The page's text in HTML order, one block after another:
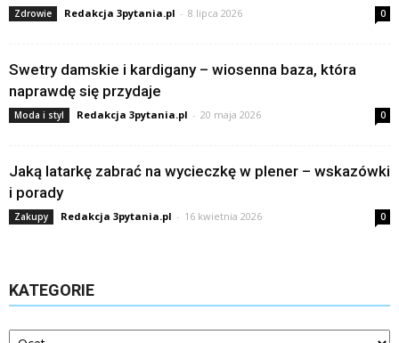
Zdrowie Redakcja 3pytania.pl - 8 lipca 2026 0
Swetry damskie i kardigany – wiosenna baza, która
naprawdę się przydaje
Moda i styl Redakcja 3pytania.pl - 20 maja 2026 0
Jaką latarkę zabrać na wycieczkę w plener – wskazówki
i porady
Zakupy Redakcja 3pytania.pl - 16 kwietnia 2026 0
KATEGORIE
Kategorie